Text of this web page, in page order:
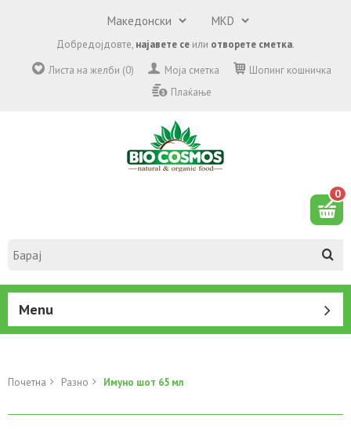
Добредојдовте, најавете се или отворете сметка.
Листа на желби (0)
Моја сметка
Шопинг кошничка
Плаќање
0
Menu
Почетна Разно Имуно шот 65 мл